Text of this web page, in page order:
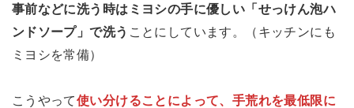
事前などに洗う時はミヨシの手に優しい「せっけん泡ハ
ンドソープ」で洗う ことにしています。（キッチンにも
ミヨシを常備）
こうやって使い分けることによって、手荒れを最低限に